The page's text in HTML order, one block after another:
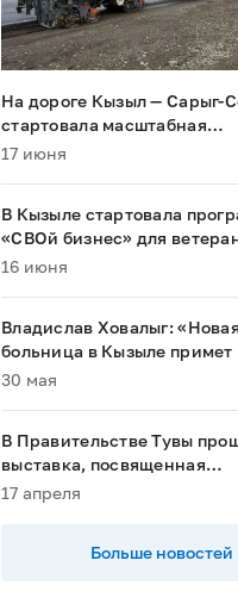
На дороге Кызыл — Сарыг-
стартовала масштабная
реконструкция
17 июня
В Кызыле стартовала
«СВОй бизнес» для
их семей
16 июня
Владислав Ховалыг:
больница в Кызыле примет
пациентов в 2028 году»
30 мая
В Правительстве Тувы
выставка, посвященная
национальным проектам
17 апреля
Больше новостей